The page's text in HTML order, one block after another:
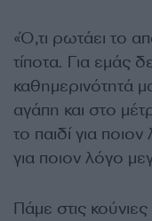
«Ό,τι ρωτάει το
τίποτα. Για εμάς
καθημερινότητά
αγάπη και στο
το παιδί για
για ποιον λόγο
Πάμε στις